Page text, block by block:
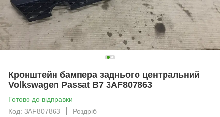
Кронштейн бампера заднього центральний
Volkswagen Passat B7 3AF807863
Готово до відправки
Код: 3AF807863
Роздріб